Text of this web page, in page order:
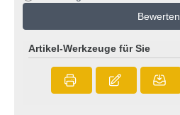
Bewerten
Artikel-Werkzeuge für Sie